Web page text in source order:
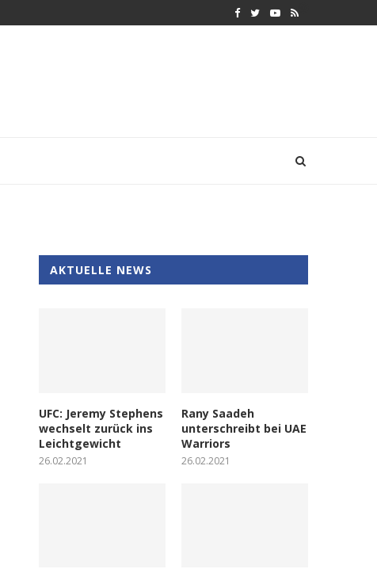
AKTUELLE NEWS
UFC: Jeremy Stephens
wechselt zurück ins
Leichtgewicht
26.02.2021
Rany Saadeh
unterschreibt bei UAE
Warriors
26.02.2021